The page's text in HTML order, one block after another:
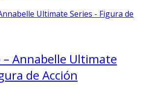
– Annabelle Ultimate
de Acción